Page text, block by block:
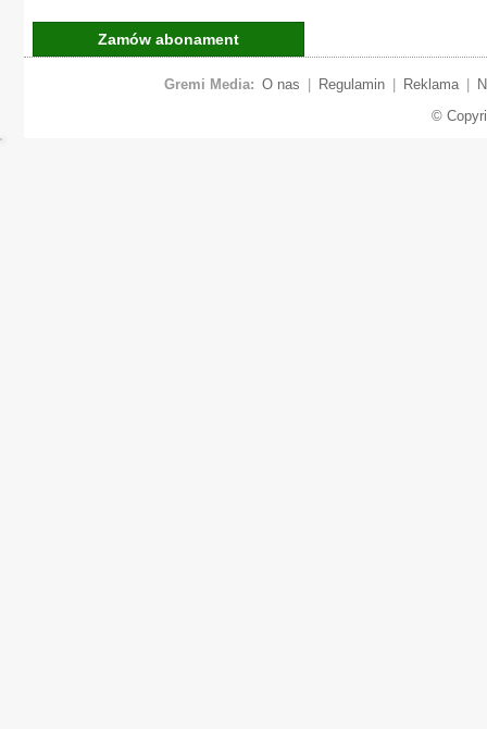
Zamów abonament
Gremi Media: O nas Regulamin Reklama
©